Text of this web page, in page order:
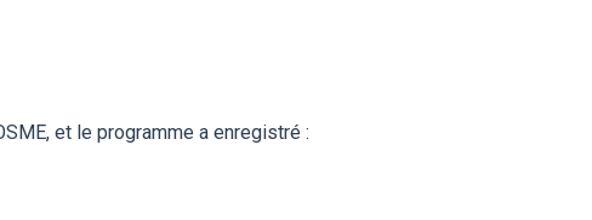
et le programme a enregistré :